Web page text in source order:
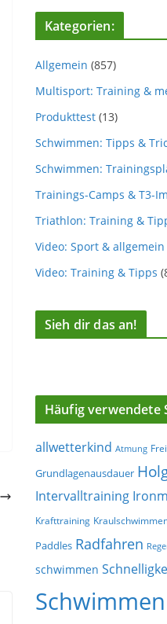
Kategorien:
Allgemein (857)
Multisport: Training &
Produkttest (13)
Schwimmen: Tipps &
Schwimmen:
Trainings-Camps & T3-
Triathlon: Training &
Video: Sport & allgemein
Video: Training & Tipps
Sieh dir das an!
Häufig verwendete
allwetterkind Atmung
Grundlagenausdauer
Intervalltraining
Krafttraining
Paddles Radfahren
schwimmen
Schwimmen